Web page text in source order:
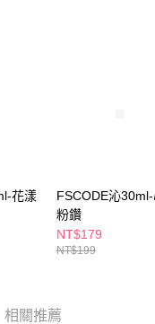
連結，可透過四大超商／
花漾
FSCODE沁
粉鑽
NT$179
NT$199
相關推薦